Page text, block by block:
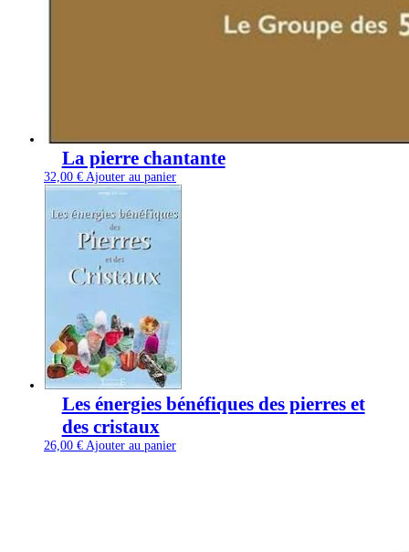
La pierre chantante
32,00 € Ajouter au panier
Les énergies bénéfiques des pierres et
des cristaux
26,00 € Ajouter au panier